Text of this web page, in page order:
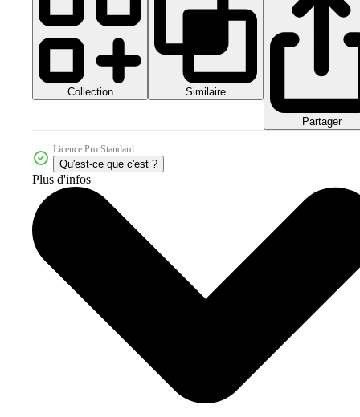
Collection Similaire
Partager
Licence Pro Standard
Qu'est-ce que c'est ?
Plus d'infos